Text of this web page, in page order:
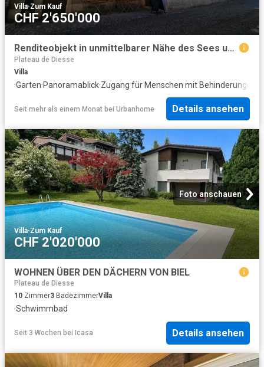
Villa·Zum Kauf
CHF 2'650'000
Renditeobjekt in unmittelbarer Nähe des Sees und der Weinberge
Plateau de Diesse
Villa
·Garten·Panoramablick·Zugang für Menschen mit Behinderungen
Seit mehr als einem Monat bei Urbanhome Details ansehen
Foto anschauen
Villa·Zum Kauf
CHF 2'020'000
WOHNEN ÜBER DEN DÄCHERN VON BIEL
Plateau de Diesse
10 Zimmer3 BadezimmerVilla
·Schwimmbad
Seit 3 Wochen bei Icasa Details ansehen